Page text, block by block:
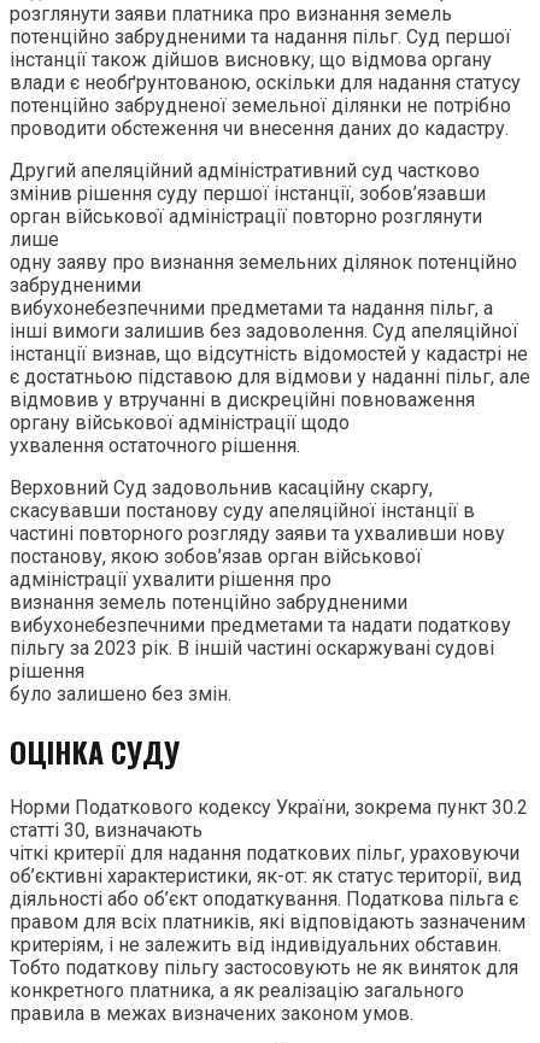
розглянути заяви платника про визнання земель
потенційно забрудненими та надання пільг. Суд першої
інстанції також дійшов висновку, що відмова органу
влади є необґрунтованою, оскільки для надання статусу
потенційно забрудненої земельної ділянки не потрібно
проводити обстеження чи внесення даних до кадастру.
Другий апеляційний адміністративний суд частково
змінив рішення суду першої інстанції, зобов’язавши
орган військової адміністрації повторно розглянути
лише
одну заяву про визнання земельних ділянок потенційно
забрудненими
вибухонебезпечними предметами та надання пільг, а
інші вимоги залишив без задоволення. Суд апеляційної
інстанції визнав, що відсутність відомостей у кадастрі не
є достатньою підставою для відмови у наданні пільг, але
відмовив у втручанні в дискреційні повноваження
органу військової адміністрації щодо
ухвалення остаточного рішення.
Верховний Суд задовольнив касаційну скаргу,
скасувавши постанову суду апеляційної інстанції в
частині повторного розгляду заяви та ухваливши нову
постанову, якою зобов’язав орган військової
адміністрації ухвалити рішення про
визнання земель потенційно забрудненими
вибухонебезпечними предметами та надати податкову
пільгу за 2023 рік. В іншій частині оскаржувані судові
рішення
було залишено без змін.
ОЦІНКА СУДУ
Норми Податкового кодексу України, зокрема пункт 30.2
статті 30, визначають
чіткі критерії для надання податкових пільг, ураховуючи
об’єктивні характеристики, як-от: як статус території, вид
діяльності або об’єкт оподаткування. Податкова пільга є
правом для всіх платників, які відповідають зазначеним
критеріям, і не залежить від індивідуальних обставин.
Тобто податкову пільгу застосовують не як виняток для
конкретного платника, а як реалізацію загального
правила в межах визначених законом умов.